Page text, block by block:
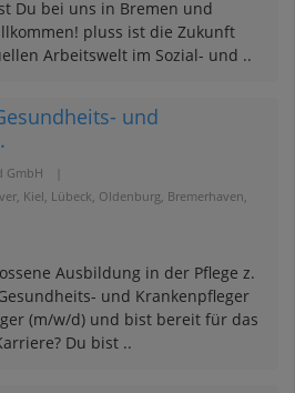
Du bei uns in Bremen und
pluss ist die Zukunft
Arbeitswelt im Sozial- und ..
und
GmbH
Kiel, Lübeck, Oldenburg, Bremerhaven,
Ausbildung in der Pflege z.
und Krankenpfleger
(m/w/d) und bist bereit für das
Du bist ..